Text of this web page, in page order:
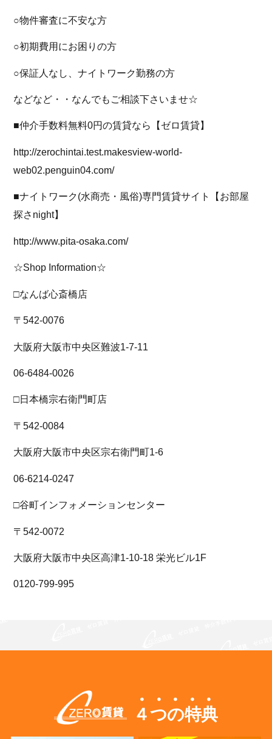
○物件審査に不安な方
○初期費用にお困りの方
○保証人なし、ナイトワーク勤務の方
などなど・・なんでもご相談下さいませ☆
■仲介手数料無料0円の賃貸なら【ゼロ賃貸】
http://zerochintai.test.makesview-world-
web02.penguin04.com/
■ナイトワーク(水商売・風俗)専門賃貸サイト【お部屋
探さnight】
http://www.pita-osaka.com/
☆Shop Information☆
□なんば心斎橋店
〒542-0076
大阪府大阪市中央区難波1-7-11
06-6484-0026
□日本橋宗右衛門町店
〒542-0084
大阪府大阪市中央区宗右衛門町1-6
06-6214-0247
□谷町インフォメーションセンター
〒542-0072
大阪府大阪市中央区高津1-10-18 栄光ビル1F
0120-799-995
４つの特典